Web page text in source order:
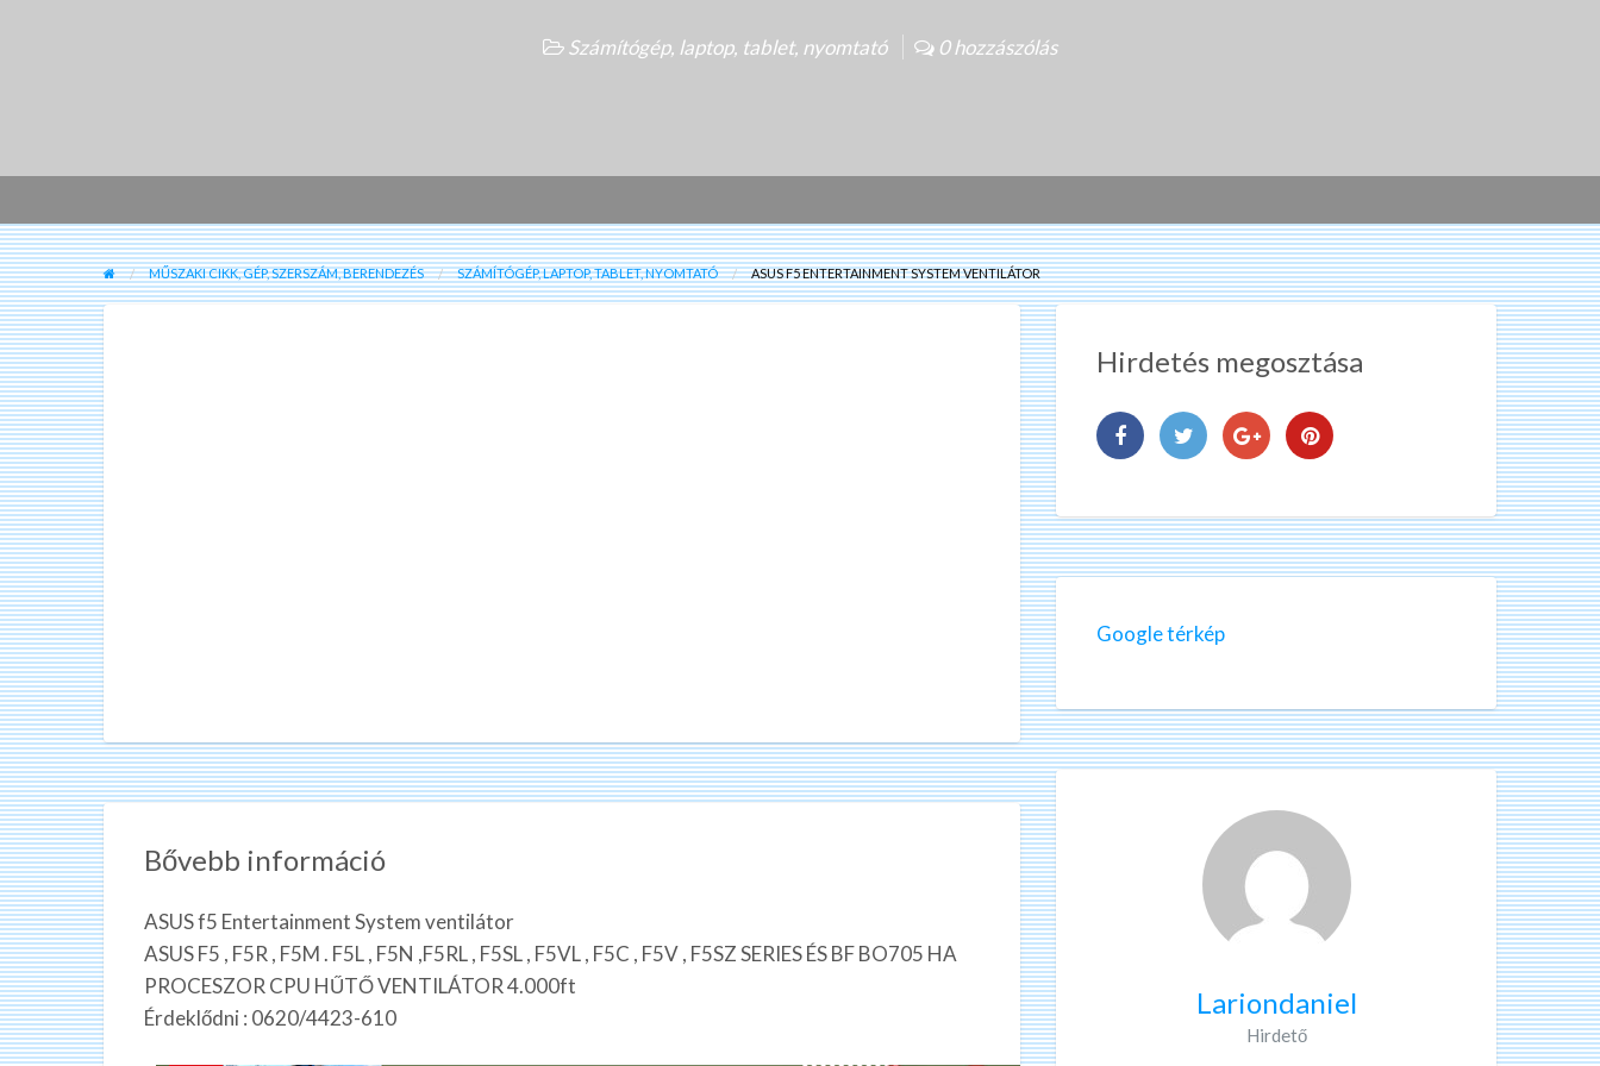
Számítógép, laptop, tablet, nyomtató 0 hozzászólás
MŰSZAKI CIKK, GÉP, SZERSZÁM, BERENDEZÉS SZÁMÍTÓGÉP, LAPTOP, TABLET, NYOMTATÓ ASUS F5 ENTERTAINMENT SYSTEM VENTILÁTOR
Bővebb információ
ASUS f5 Entertainment System ventilátor
ASUS F5 , F5R , F5M . F5L , F5N ,F5RL , F5SL , F5VL , F5C , F5V , F5SZ SERIES ÉS BF BO705 HA
PROCESZOR CPU HŰTŐ VENTILÁTOR 4.000ft
Érdeklődni : 0620/4423-610
Hirdetés megosztása
Google térkép
Lariondaniel
Hirdető